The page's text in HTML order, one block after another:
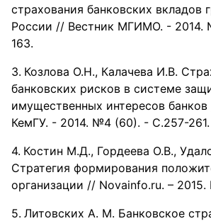
страхования банковских вкладов
России // Вестник МГИМО. - 2014.
163.
Козлова О.Н., Калачева И.В.
банковских рисков в системе
имущественных интересов
КемГУ. - 2014. №4 (60). - С.257-261.
Костин М.Д., Гордеева О.В.,
Стратегия формирования
организации // Novainfo.ru. –
Литовских А. М. Банковское